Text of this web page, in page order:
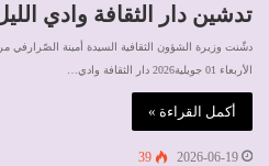
تدشين دار الثقافة وادي
دشّنت وزيرة الشؤون الثقافية السيدة أمينة الصّرارفي
الأربعاء 01 جويلية2026 دار الثقافة وادي…
أكمل القراءة »
2026-06-19
39